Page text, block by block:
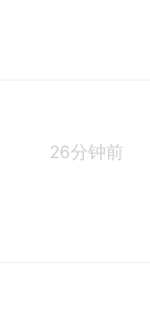
26分钟前